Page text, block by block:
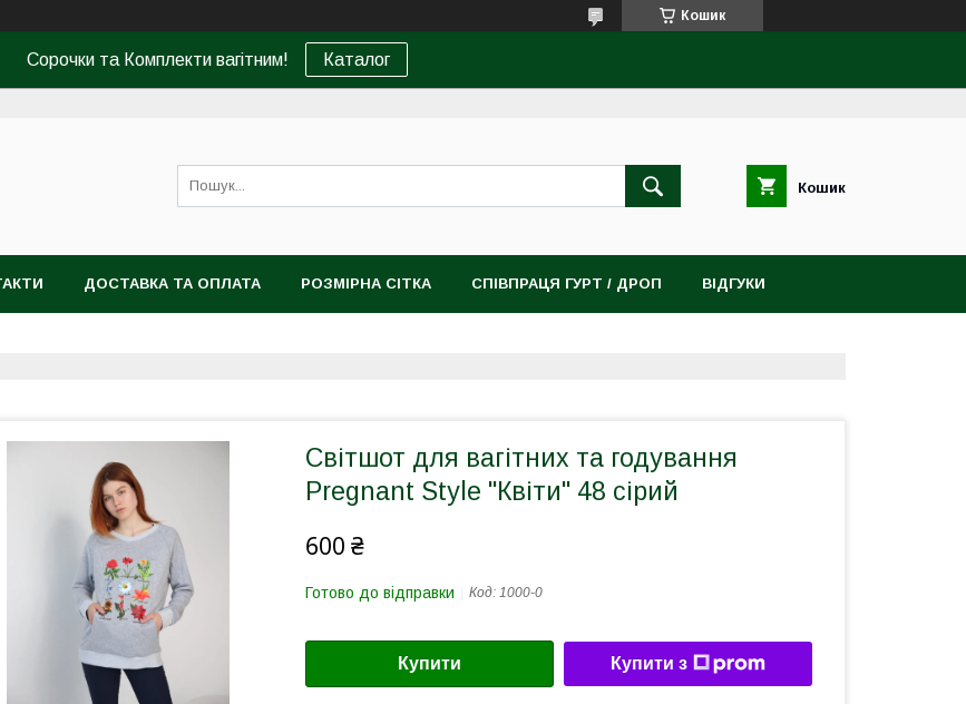
Кошик
Сорочки та Комплекти вагітним! Каталог
Кошик
ДОСТАВКА ТА ОПЛАТА РОЗМІРНА СІТКА СПІВПРАЦЯ ГУРТ / ДРОП ВІДГУКИ
Світшот для вагітних та годування
Pregnant Style "Квіти" 48 сірий
600 ₴
Готово до відправки Код: 1000-0
Купити Купити з